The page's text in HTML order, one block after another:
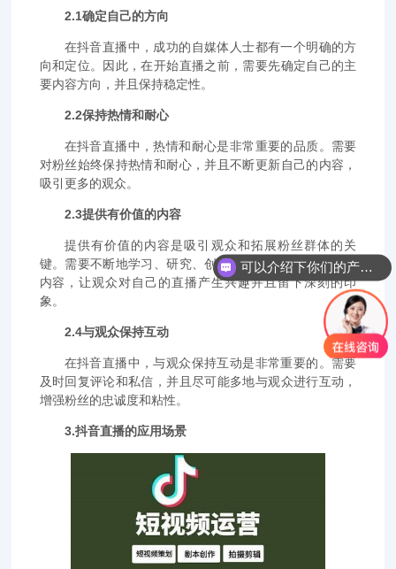
2.1确定自己的方向
在抖音直播中，成功的自媒体人士都有一个明确的方
向和定位。因此，在开始直播之前，需要先确定自己的主
要内容方向，并且保持稳定性。
2.2保持热情和耐心
在抖音直播中，热情和耐心是非常重要的品质。需要
对粉丝始终保持热情和耐心，并且不断更新自己的内容，
吸引更多的观众。
2.3提供有价值的内容
提供有价值的内容是吸引观众和拓展粉丝群体的关
键。需要不断地学习、研究、创新，提供有趣、有价值的
内容，让观众对自己的直播产生兴趣并且留下深刻的印
象。
2.4与观众保持互动
在抖音直播中，与观众保持互动是非常重要的。需要
及时回复评论和私信，并且尽可能多地与观众进行互动，
增强粉丝的忠诚度和粘性。
3.抖音直播的应用场景
可以介绍下你们的产品么？